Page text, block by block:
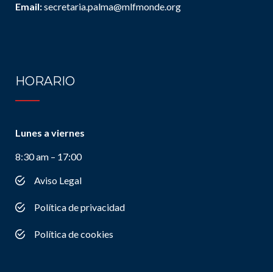
Email:secretaria.palma@mlfmonde.org
HORARIO
Lunes a viernes
8:30 am – 17:00
Aviso Legal
Política de privacidad
Política de cookies